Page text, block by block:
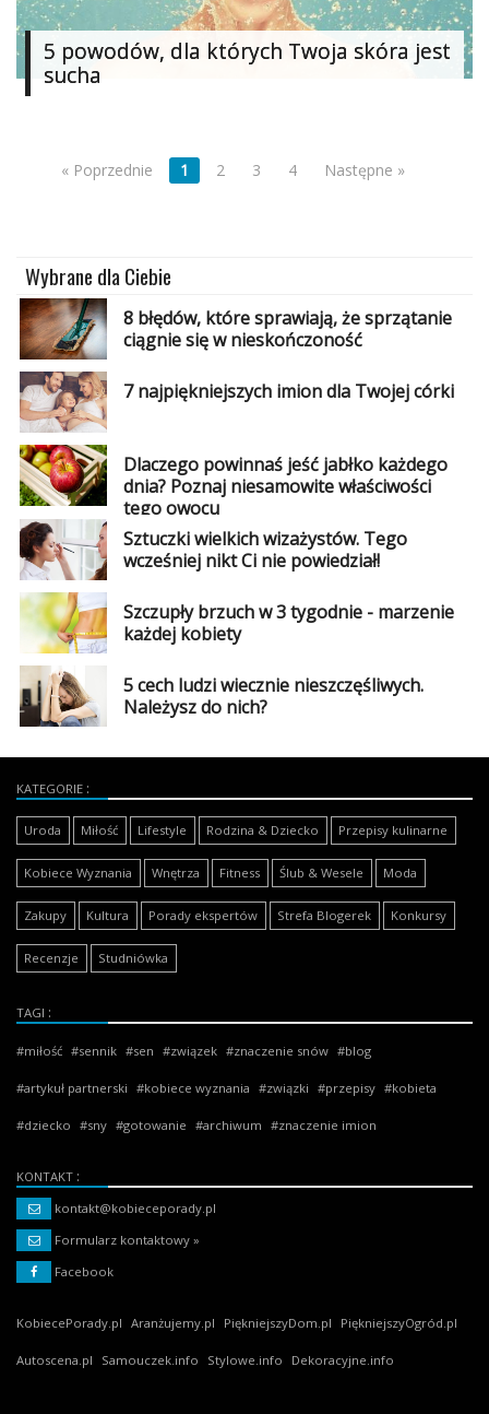
5 powodów, dla których Twoja skóra jest
sucha
« Poprzednie 1 2 3 4 Następne »
Wybrane dla Ciebie
8 błędów, które sprawiają, że sprzątanie
ciągnie się w nieskończoność
7 najpiękniejszych imion dla Twojej córki
Dlaczego powinnaś jeść jabłko każdego
dnia? Poznaj niesamowite właściwości
tego owocu
Sztuczki wielkich wizażystów. Tego
wcześniej nikt Ci nie powiedział!
Szczupły brzuch w 3 tygodnie - marzenie
każdej kobiety
5 cech ludzi wiecznie nieszczęśliwych.
Należysz do nich?
KATEGORIE
Uroda Miłość Lifestyle Rodzina & Dziecko Przepisy kulinarne
Kobiece Wyznania Wnętrza Fitness Ślub & Wesele Moda
Zakupy Kultura Porady ekspertów Strefa Blogerek Konkursy
Recenzje Studniówka
TAGI
miłość sennik sen związek znaczenie snów blog
artykuł partnerski kobiece wyznania związki przepisy kobieta
dziecko sny gotowanie archiwum znaczenie imion
KONTAKT
kontakt@kobieceporady.pl
Formularz kontaktowy »
Facebook
KobiecePorady.pl Aranżujemy.pl PiękniejszyDom.pl PiękniejszyOgród.pl
Autoscena.pl Samouczek.info Stylowe.info Dekoracyjne.info